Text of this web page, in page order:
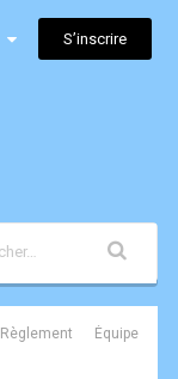
S’inscrire
Règlement Équipe